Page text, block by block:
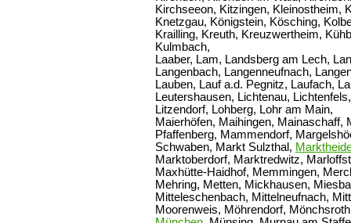
Kirchseeon, Kitzingen, Kleinostheim,
Knetzgau, Königstein, Kösching,
Krailling, Kreuth, Kreuzwertheim,
Kulmbach,
Laaber, Lam, Landsberg am Lech,
Langenbach, Langenneufnach,
Lauben, Lauf a.d. Pegnitz, Laufach,
Leutershausen, Lichtenau,
Litzendorf, Lohberg, Lohr am Main,
Maierhöfen, Maihingen, Mainaschaff,
Pfaffenberg, Mammendorf,
Schwaben, Markt Sulzthal,
Marktoberdorf, Marktredwitz,
Maxhütte-Haidhof, Memmingen,
Mehring, Metten, Mickhausen,
Mitteleschenbach, Mittelneufnach,
Moorenweis, Möhrendorf,